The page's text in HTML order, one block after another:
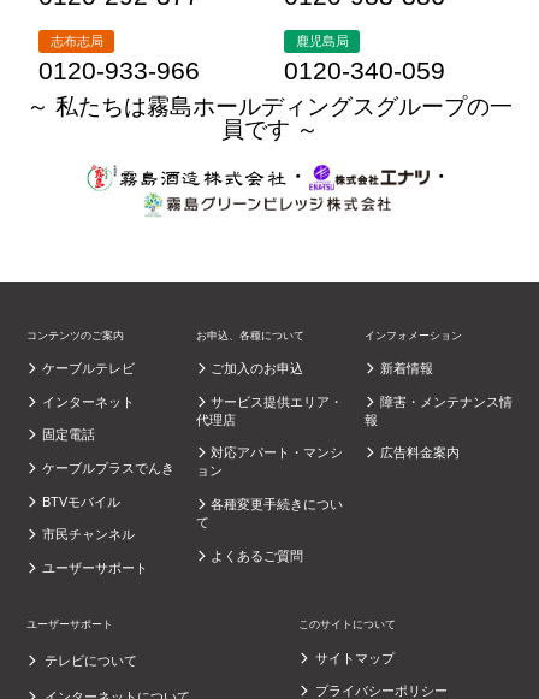
志布志局
0120-933-966
鹿児島局
0120-340-059
～ 私たちは霧島ホールディングスグループの一
員です ～
・
・
コンテンツのご案内
ケーブルテレビ
インターネット
固定電話
ケーブルプラスでんき
BTVモバイル
市民チャンネル
ユーザーサポート
お申込、各種について
ご加入のお申込
サービス提供エリア・
代理店
対応アパート・マンシ
ョン
各種変更手続きについ
て
よくあるご質問
インフォメーション
新着情報
障害・メンテナンス情
報
広告料金案内
ユーザーサポート
テレビについて
このサイトについて
サイトマップ
プライバシーポリシー